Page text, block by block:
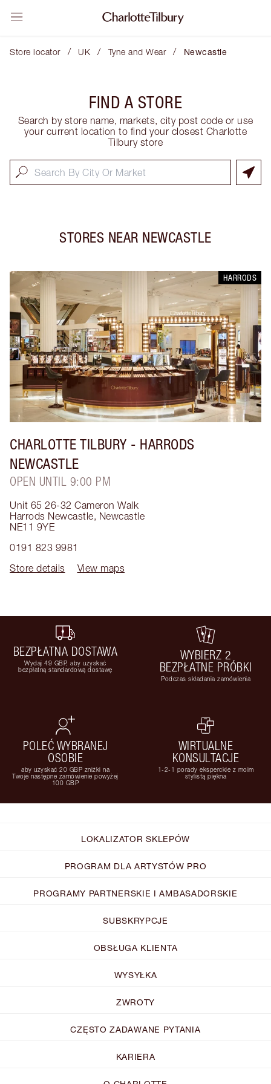
Store locator / UK / Tyne and Wear / Newcastle
FIND A STORE
Search by store name, markets, city post code or use
your current location to find your closest Charlotte
Tilbury store
STORES NEAR NEWCASTLE
HARRODS
CHARLOTTE TILBURY - HARRODS
NEWCASTLE
OPEN UNTIL 9:00 PM
Unit 65 26-32 Cameron Walk
Harrods Newcastle, Newcastle
NE11 9YE
0191 823 9981
Store details
View maps
BEZPŁATNA DOSTAWA
Wydaj 49 GBP, aby uzyskać
bezpłatną standardową dostawę
WYBIERZ 2
BEZPŁATNE PRÓBKI
Podczas składania zamówienia
POLEĆ WYBRANEJ
OSOBIE
aby uzyskać 20 GBP zniżki na
Twoje następne zamówienie powyżej
100 GBP
WIRTUALNE
KONSULTACJE
1-2-1 porady eksperckie z moim
stylistą piękna
LOKALIZATOR SKLEPÓW
PROGRAM DLA ARTYSTÓW PRO
PROGRAMY PARTNERSKIE I AMBASADORSKIE
SUBSKRYPCJE
OBSŁUGA KLIENTA
WYSYŁKA
ZWROTY
CZĘSTO ZADAWANE PYTANIA
KARIERA